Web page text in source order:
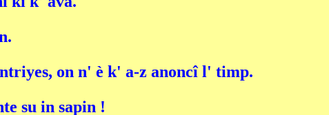
on n' è k' a-z anoncî l' timp.
su in sapin !